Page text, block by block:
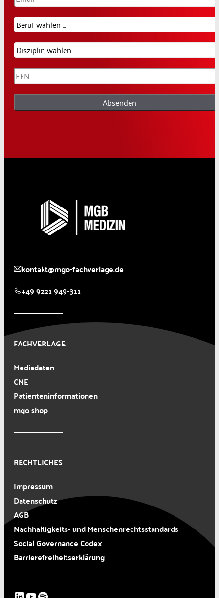
Absenden
kontakt@mgo-fachverlage.de
+49 9221 949-311
FACHVERLAGE
Mediadaten
CME
Patienteninformationen
mgo shop
RECHTLICHES
Impressum
Datenschutz
AGB
Nachhaltigkeits- und Menschenrechtsstandards
Social Governance Codex
Barrierefreiheitserklärung